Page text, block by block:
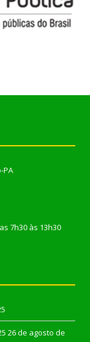
PA
7h30 às 13h30
26 de agosto de